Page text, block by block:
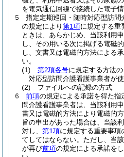
を電気通信回線で接続した電子
5
指定定期巡回・随時対応型訪問
の規定により第1項に規定する重
ときは、あらかじめ、当該利用
し、その用いる次に掲げる電磁
し、文書又は電磁的方法による
い。
(1)
第2項各号に規定する方法
対応型訪問介護看護事業者が
(2)
ファイルへの記録の方式
6
前項の規定による承諾を得た
問介護看護事業者は、当該利用
書又は電磁的方法により電磁的
旨の申出があった場合は、当該
対し、 第1項に規定する重要事項
てしてはならない。 ただし、当
が再び前項の規定による承諾を